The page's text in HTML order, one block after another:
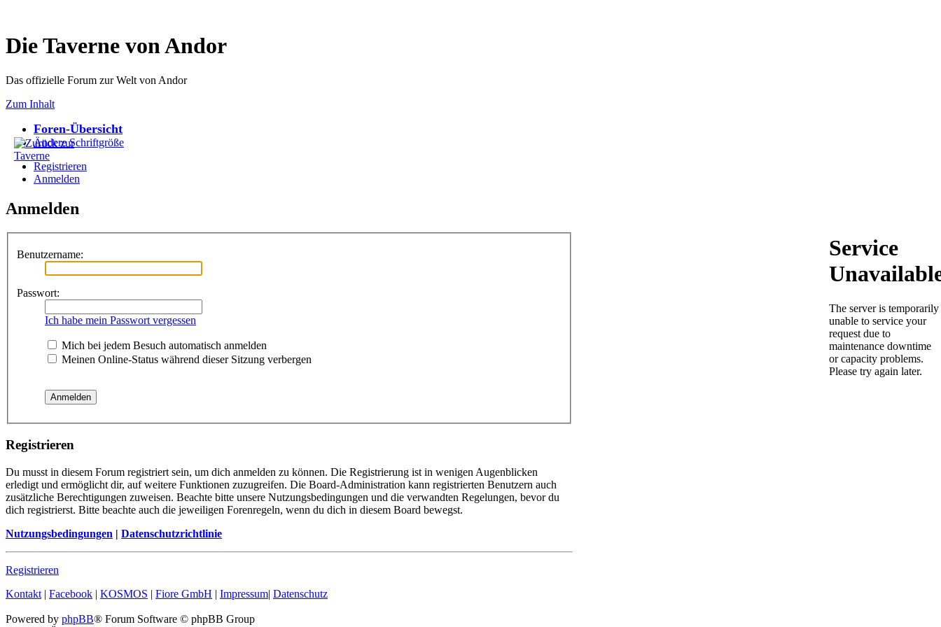
Die Taverne von Andor
Das offizielle Forum zur Welt von Andor
Zum Inhalt
Foren-Übersicht
Ändere Schriftgröße
Registrieren
Anmelden
Anmelden
Benutzername:
Passwort:
Ich habe mein Passwort vergessen
Mich bei jedem Besuch automatisch anmelden
Meinen Online-Status während dieser Sitzung verbergen
Registrieren
Du musst in diesem Forum registriert sein, um dich anmelden zu können. Die Registrierung ist in wenigen Augenblicken
erledigt und ermöglicht dir, auf weitere Funktionen zuzugreifen. Die Board-Administration kann registrierten Benutzern auch
zusätzliche Berechtigungen zuweisen. Beachte bitte unsere Nutzungsbedingungen und die verwandten Regelungen, bevor du
dich registrierst. Bitte beachte auch die jeweiligen Forenregeln, wenn du dich in diesem Board bewegst.
Nutzungsbedingungen | Datenschutzrichtlinie
Registrieren
Kontakt | Facebook | KOSMOS | Fiore GmbH | Impressum| Datenschutz
Powered by phpBB® Forum Software © phpBB Group